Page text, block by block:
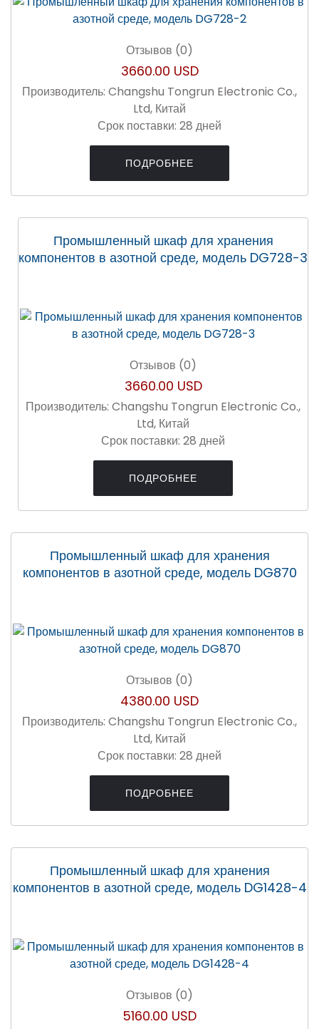
Отзывов (0)
3660.00 USD
Производитель: Changshu Tongrun Electronic Co.,
Ltd, Китай
Срок поставки: 28 дней
ПОДРОБНЕЕ
Промышленный шкаф для хранения
компонентов в азотной среде, модель DG728-3
Отзывов (0)
3660.00 USD
Производитель: Changshu Tongrun Electronic Co.,
Ltd, Китай
Срок поставки: 28 дней
ПОДРОБНЕЕ
Промышленный шкаф для хранения
компонентов в азотной среде, модель DG870
Отзывов (0)
4380.00 USD
Производитель: Changshu Tongrun Electronic Co.,
Ltd, Китай
Срок поставки: 28 дней
ПОДРОБНЕЕ
Промышленный шкаф для хранения
компонентов в азотной среде, модель DG1428-4
Отзывов (0)
5160.00 USD